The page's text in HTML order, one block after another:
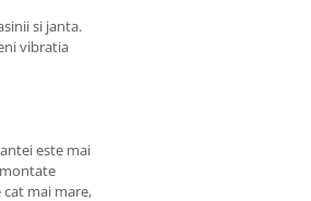
si janta.
vibratia
este mai
mai mare,